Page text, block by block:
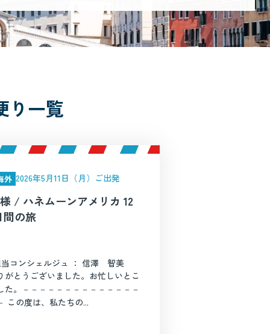
り一覧
外 2026年5月11日（月）ご出発
/ ハネムーンアメリカ 12
間の旅
コンシェルジュ ： 信澤 智美
とうございました。お忙しいとこ
。－－－－－－－－－－－－－－
この度は、私たちの...